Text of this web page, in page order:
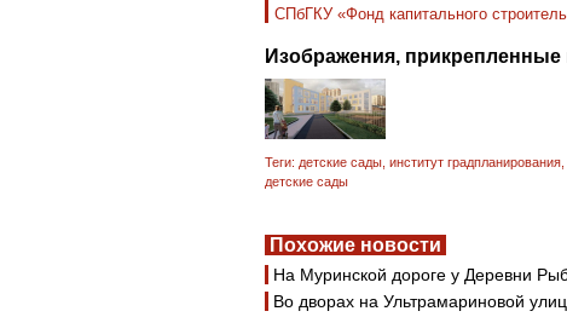
СПбГКУ «Фонд капитального
Изображения, прикрепленные
Теги: детские сады институт градпланирования
детские сады
Похожие новости
На Муринской дороге у Деревни
Во дворах на Ультрамариновой